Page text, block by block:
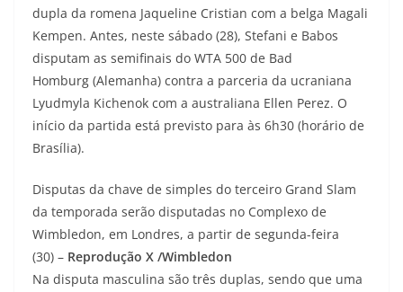
dupla da romena Jaqueline Cristian com a belga Magali
Kempen. Antes, neste sábado (28), Stefani e Babos
disputam as semifinais do WTA 500 de Bad
Homburg (Alemanha) contra a parceria da ucraniana
Lyudmyla Kichenok com a australiana Ellen Perez. O
início da partida está previsto para às 6h30 (horário de
Brasília).
Disputas da chave de simples do terceiro Grand Slam
da temporada serão disputadas no Complexo de
Wimbledon, em Londres, a partir de segunda-feira
(30) – Reprodução X /Wimbledon
Na disputa masculina são três duplas, sendo que uma